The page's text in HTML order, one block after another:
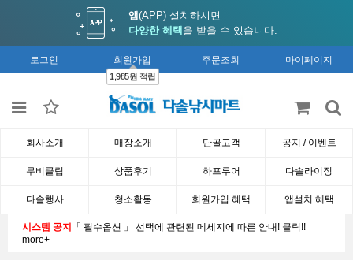
앱(APP) 설치하시면
다양한 혜택 을 받을 수 있습니다.
로그인 회원가입
1,985원 적립
주문조회 마이페이지
회사소개 매장소개 단골고객 공지 / 이벤트
무비클립 상품후기 하프루어 다솔라이징
다솔행사 청소활동 회원가입 혜택 앱설치 혜택
시스템 공지 「 필수옵션 」 선택에 관련된 메세지에 따른 안내! 클릭!!
more+